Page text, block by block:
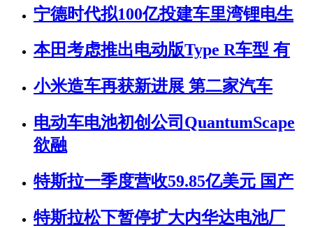
宁德时代拟100亿投建车里湾锂电生
本田考虑推出电动版Type R车型 有
小米造车再获新进展 第二家汽车
电动车电池初创公司QuantumScape
欲融
特斯拉一季度营收59.85亿美元 国产
特斯拉松下暂停扩大内华达电池厂